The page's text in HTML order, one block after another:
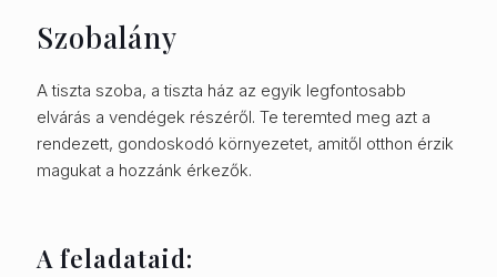
Szobalány
A tiszta szoba, a tiszta ház az egyik legfontosabb
elvárás a vendégek részéről. Te teremted meg azt a
rendezett, gondoskodó környezetet, amitől otthon érzik
magukat a hozzánk érkezők.
A feladataid: